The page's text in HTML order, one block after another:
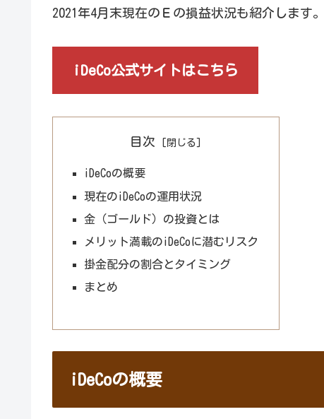
2021年4月末現在のＥの損益状況も紹介します。
iDeCo公式サイトはこちら
目次
iDeCoの概要
現在のiDeCoの運用状況
金（ゴールド）の投資とは
メリット満載のiDeCoに潜むリスク
掛金配分の割合とタイミング
まとめ
iDeCoの概要